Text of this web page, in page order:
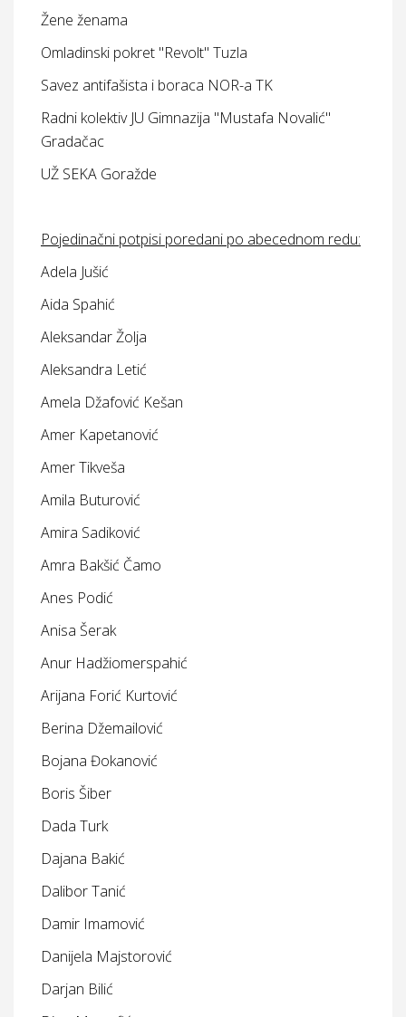
Žene ženama
Omladinski pokret "Revolt" Tuzla
Savez antifašista i boraca NOR-a TK
Radni kolektiv JU Gimnazija "Mustafa Novalić"
Gradačac
UŽ SEKA Goražde
Pojedinačni potpisi poredani po abecednom redu:
Adela Jušić
Aida Spahić
Aleksandar Žolja
Aleksandra Letić
Amela Džafović Kešan
Amer Kapetanović
Amer Tikveša
Amila Buturović
Amira Sadiković
Amra Bakšić Čamo
Anes Podić
Anisa Šerak
Anur Hadžiomerspahić
Arijana Forić Kurtović
Berina Džemailović
Bojana Đokanović
Boris Šiber
Dada Turk
Dajana Bakić
Dalibor Tanić
Damir Imamović
Danijela Majstorović
Darjan Bilić